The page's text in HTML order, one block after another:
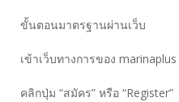
ขั้นตอนมาตรฐานผ่านเว็บ
เข้าเว็บทางการของ
คลิกปุ่ม “สมัคร” หรือ “Register”